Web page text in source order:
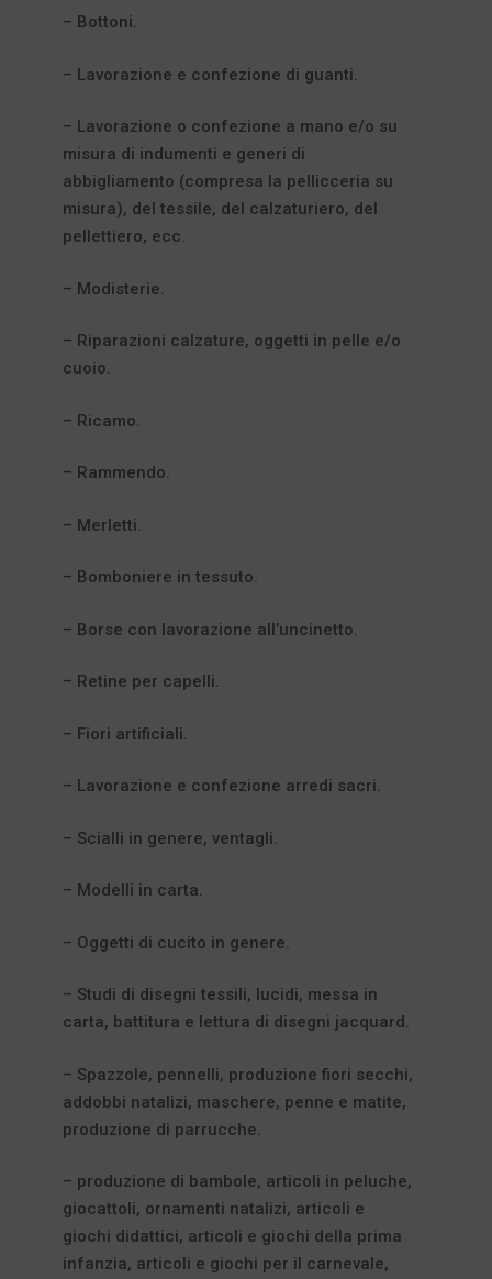
– Bottoni.
– Lavorazione e confezione di guanti.
– Lavorazione o confezione a mano e/o su
misura di indumenti e generi di
abbigliamento (compresa la pellicceria su
misura), del tessile, del calzaturiero, del
pellettiero, ecc.
– Modisterie.
– Riparazioni calzature, oggetti in pelle e/o
cuoio.
– Ricamo.
– Rammendo.
– Merletti.
– Bomboniere in tessuto.
– Borse con lavorazione all’uncinetto.
– Retine per capelli.
– Fiori artificiali.
– Lavorazione e confezione arredi sacri.
– Scialli in genere, ventagli.
– Modelli in carta.
– Oggetti di cucito in genere.
– Studi di disegni tessili, lucidi, messa in
carta, battitura e lettura di disegni jacquard.
– Spazzole, pennelli, produzione fiori secchi,
addobbi natalizi, maschere, penne e matite,
produzione di parrucche.
– produzione di bambole, articoli in peluche,
giocattoli, ornamenti natalizi, articoli e
giochi didattici, articoli e giochi della prima
infanzia, articoli e giochi per il carnevale,